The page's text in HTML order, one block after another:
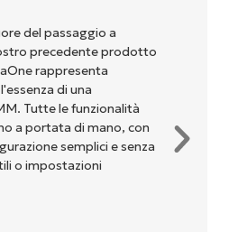
"NinjaOne è incredibilmente facile da
perché unisce un’interfaccia fluida a
potenti funzionalità di back-end. La
configurazione e la gestione
dell'interfaccia non sono affatto
complicate. Tutte le opzioni e gli
sono indicati chiaramente e sono
l'interfaccia è davvero facile da usare."